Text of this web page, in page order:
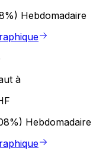
Hebdomadaire
à
Hebdomadaire